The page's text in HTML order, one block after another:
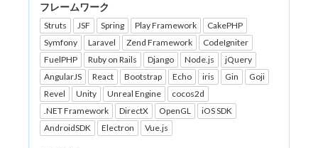
フレームワーク
Struts JSF Spring Play Framework
CakePHP
Symfony
Laravel Zend Framework
CodeIgniter
FuelPHP
Ruby on Rails Django Node.js
jQuery
AngularJS
React Bootstrap Echo iris Gin
Goji
Revel
Unity Unreal Engine
cocos2d
.NET Framework
DirectX OpenGL
iOS SDK
AndroidSDK
Electron Vue.js